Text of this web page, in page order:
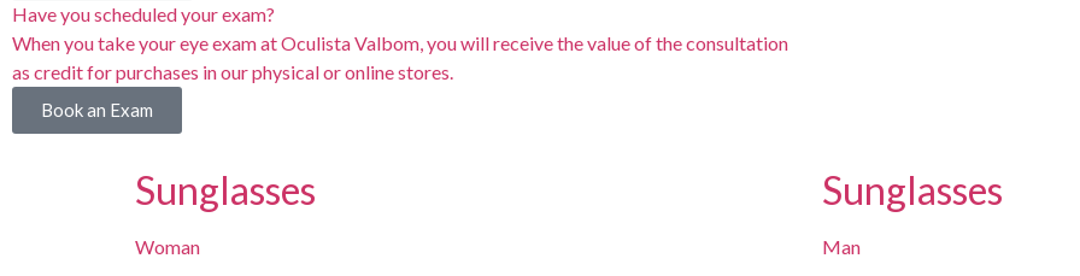
Have you scheduled your exam?
When you take your eye exam at Oculista Valbom, you will receive the value of the consultation
as credit for purchases in our physical or online stores.
Book an Exam
Sunglasses
Woman
Sunglasses
Man